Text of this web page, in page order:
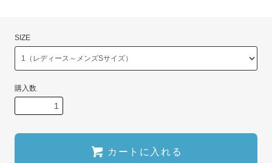
SIZE
購入数
カートに入れる